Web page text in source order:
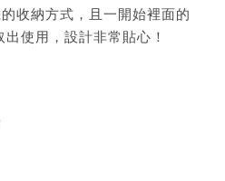
收納方式，且一開始裡面的
使用，設計非常貼心！